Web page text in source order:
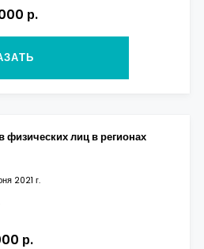
р.
физических лиц в регионах
2021 г.
р.